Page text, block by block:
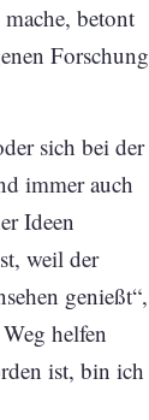
betont
Forschung
sich bei der
immer auch
Ideen
weil der
genießt“,
helfen
ist, bin ich